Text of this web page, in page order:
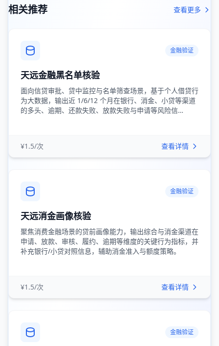
相关推荐 查看更多
金融验证
天远金融黑名单核验
面向信贷审批、贷中监控与名单筛查场景，基于个人借贷行
为大数据，输出近 1/6/12 个月在银行、消金、小贷等渠道
的多头、逾期、还款失败、放款失败与申请等风险信…
¥1.5/次 查看详情
金融验证
天远消金画像核验
聚焦消费金融场景的贷前画像能力，输出综合与消金渠道在
申请、放款、审核、履约、逾期等维度的关键行为指标，并
补充银行/小贷对照信息，辅助消金准入与额度策略。
¥1.5/次 查看详情
金融验证